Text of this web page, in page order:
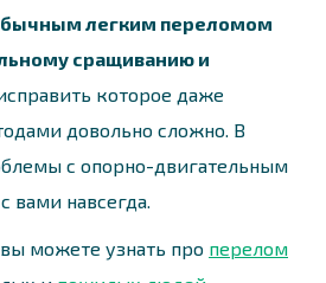
легким переломом
сращиванию и
которое даже
довольно сложно. В
с опорно-двигательным
вами навсегда.
можете узнать про перелом